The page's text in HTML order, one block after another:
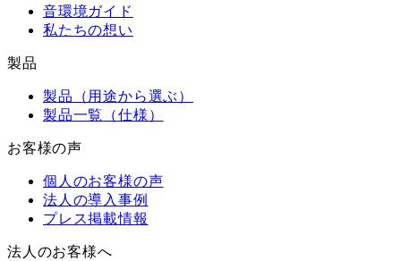
音環境ガイド
私たちの想い
製品
製品（用途から選ぶ）
製品一覧（仕様）
お客様の声
個人のお客様の声
法人の導入事例
プレス掲載情報
法人のお客様へ